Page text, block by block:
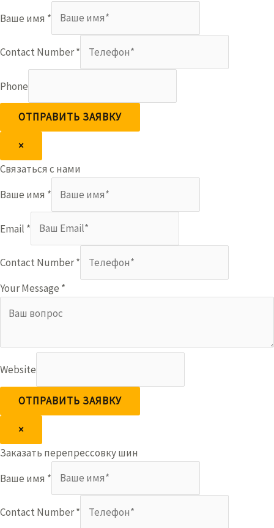
Ваше имя *
Contact Number*
Phone
ОТПРАВИТЬ ЗАЯВКУ
×
Связаться с нами
Ваше имя *
Email *
Contact Number*
Your Message *
Website
ОТПРАВИТЬ ЗАЯВКУ
×
Заказать перепрессовку шин
Ваше имя *
Contact Number*